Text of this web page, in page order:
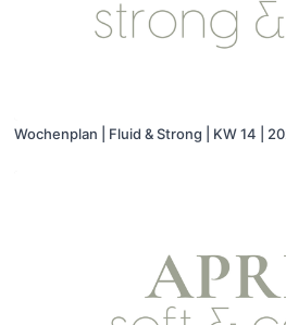
Wochenplan | Fluid & Strong | KW 14 |